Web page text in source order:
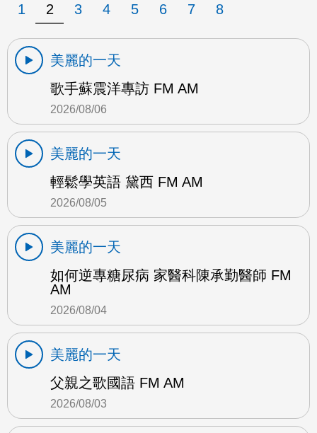
1 2 3 4 5 6 7 8
美麗的一天
歌手蘇震洋專訪 FM AM
2026/08/06
美麗的一天
輕鬆學英語 黛西 FM AM
2026/08/05
美麗的一天
如何逆專糖尿病 家醫科陳承勤醫師 FM
AM
2026/08/04
美麗的一天
父親之歌國語 FM AM
2026/08/03